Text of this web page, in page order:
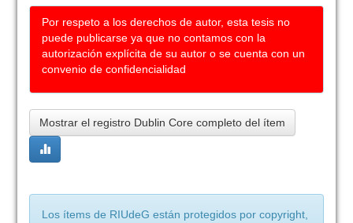
Por respeto a los derechos de autor, esta tesis no
puede publicarse ya que no contamos con la
autorización explícita de su autor o se cuenta con un
convenio de confidencialidad
Mostrar el registro Dublin Core completo del ítem
Los ítems de RIUdeG están protegidos por copyright,